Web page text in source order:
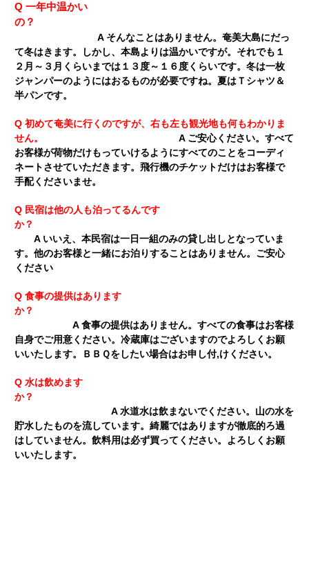
Q 一年中温かい
の？
A そんなことはありません。奄美大島にだっ
て冬はきます。しかし、本島よりは温かいですが。それでも１
２月～３月くらいまでは１３度～１６度くらいです。冬は一枚
ジャンパーのようにはおるものが必要ですね。夏はＴシャツ＆
半パンです。
Q 初めて奄美に行くのですが、右も左も観光地も何もわかりま
せん。
A ご安心ください。すべて
お客様が荷物だけもっていけるようにすべてのことをコーディ
ネートさせていただきます。飛行機のチケットだけはお客様で
手配くださいませ。
Q 民宿は他の人も泊ってるんです
か？
A いいえ、本民宿は一日一組のみの貸し出しとなっていま
す。他のお客様と一緒にお泊りすることはありません。ご安心
ください
Q 食事の提供はあります
か？
A 食事の提供はありません。すべての食事はお客様
自身でご用意ください。冷蔵庫はございますのでよろしくお願
いいたします。ＢＢＱをしたい場合はお申し付,けください。
Q 水は飲めます
か？
A 水道水は飲まないでください。山の水を
貯水したものを流しています。綺麗ではありますが徹底的ろ過
はしていません。飲料用は必ず買ってください。よろしくお願
いいたします。